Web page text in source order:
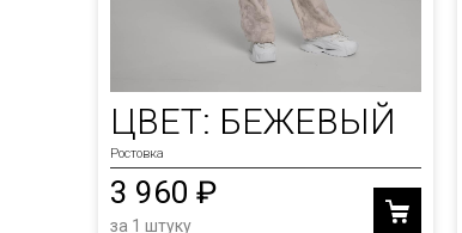
ЦВЕТ: БЕЖЕВЫЙ
Ростовка
3 960 ₽
за 1 штуку